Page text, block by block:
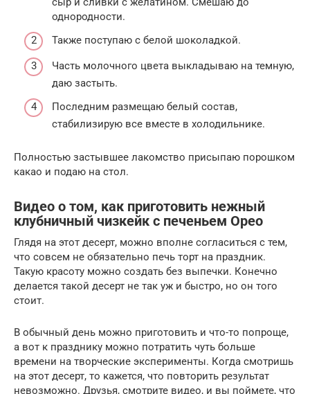
однородности.
Также поступаю с белой шоколадкой.
Часть молочного цвета выкладываю на темную,
даю застыть.
Последним размещаю белый состав,
стабилизирую все вместе в холодильнике.
Полностью застывшее лакомство присыпаю порошком
какао и подаю на стол.
Видео о том, как приготовить нежный
клубничный чизкейк с печеньем Орео
Глядя на этот десерт, можно вполне согласиться с тем,
что совсем не обязательно печь торт на праздник.
Такую красоту можно создать без выпечки. Конечно
делается такой десерт не так уж и быстро, но он того
стоит.
В обычный день можно приготовить и что-то попроще,
а вот к празднику можно потратить чуть больше
времени на творческие эксперименты. Когда смотришь
на этот десерт, то кажется, что повторить результат
невозможно. Друзья, смотрите видео, и вы поймете, что